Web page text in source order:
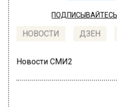
НОВОСТИ ДЗЕН
Новости СМИ2